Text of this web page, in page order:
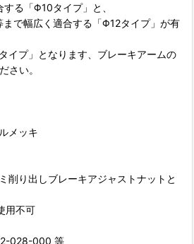
る「Φ10タイプ」と、
で幅広く適合する「Φ12タイプ」が有
イプ」となります、ブレーキアームの
さい。
メッキ
削り出しブレーキアジャストナットと
用不可
028-000 等